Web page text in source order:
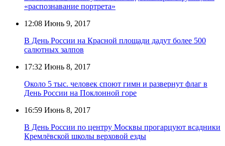
«распознавание портрета»
12:08 Июнь 9, 2017
В День России на Красной площади дадут более 500
салютных залпов
17:32 Июнь 8, 2017
Около 5 тыс. человек споют гимн и развернут флаг в
День России на Поклонной горе
16:59 Июнь 8, 2017
В День России по центру Москвы прогарцуют всадники
Кремлёвской школы верховой езды